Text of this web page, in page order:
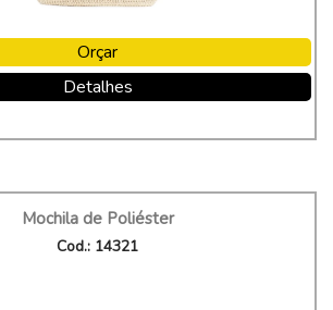
Orçar
Detalhes
Mochila de Poliéster
Cod.: 14321